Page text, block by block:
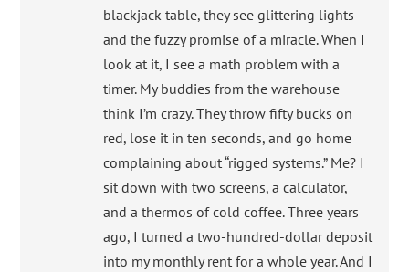
blackjack table, they see glittering lights
and the fuzzy promise of a miracle. When I
look at it, I see a math problem with a
timer. My buddies from the warehouse
think I’m crazy. They throw fifty bucks on
red, lose it in ten seconds, and go home
complaining about “rigged systems.” Me? I
sit down with two screens, a calculator,
and a thermos of cold coffee. Three years
ago, I turned a two-hundred-dollar deposit
into my monthly rent for a whole year. And I